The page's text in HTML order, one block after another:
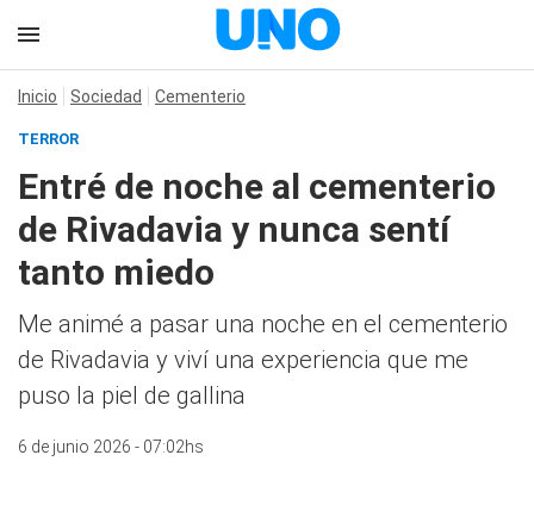
Inicio Sociedad Cementerio
TERROR
Entré de noche al cementerio
de Rivadavia y nunca sentí
tanto miedo
Me animé a pasar una noche en el cementerio
de Rivadavia y viví una experiencia que me
puso la piel de gallina
6 de junio 2026 - 07:02hs